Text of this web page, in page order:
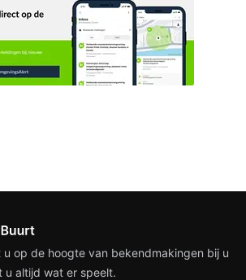
u op de hoogte van bekendmakingen bij u
u altijd wat er speelt.